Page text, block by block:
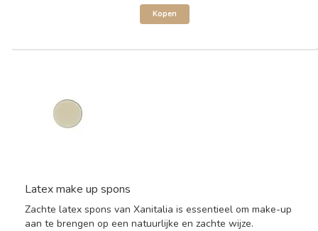
Kopen
Latex make up spons
Zachte latex spons van Xanitalia is essentieel om make-up
aan te brengen op een natuurlijke en zachte wijze.